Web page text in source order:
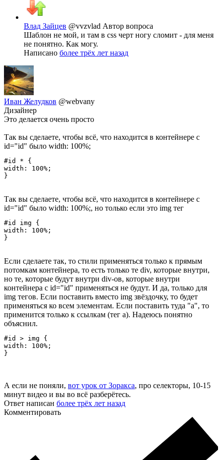
Влад Зайцев @vvzvlad Автор вопроса
Шаблон не мой, и там в css черт ногу сломит - для меня
не понятно. Как могу.
Написано более трёх лет назад
Иван Желудков @webvany
Дизайнер
Это делается очень просто
Так вы сделаете, чтобы всё, что находится в контейнере с
id="id" было width: 100%;
#id * {
width: 100%;
}
Так вы сделаете, чтобы всё, что находится в контейнере с
id="id" было width: 100%;, но только если это img тег
#id img {
width: 100%;
}
Если сделаете так, то стили применяться только к прямым
потомкам контейнера, то есть только те div, которые внутри,
но те, которые будут внутри div-ов, которые внутри
контейнера с id="id" применяться не будут. И да, только для
img тегов. Если поставить вместо img звёздочку, то будет
применяться ко всем элементам. Если поставить туда "a", то
применится только к ссылкам (тег a). Надеюсь понятно
объяснил.
#id > img {
width: 100%;
}
А если не поняли, вот урок от Зоракса, про селекторы, 10-15
минут видео и вы во всё разберётесь.
Ответ написан более трёх лет назад
Комментировать